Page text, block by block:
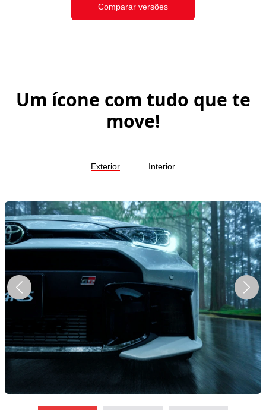
Comparar versões
Um ícone com tudo que te
move!
Exterior Interior